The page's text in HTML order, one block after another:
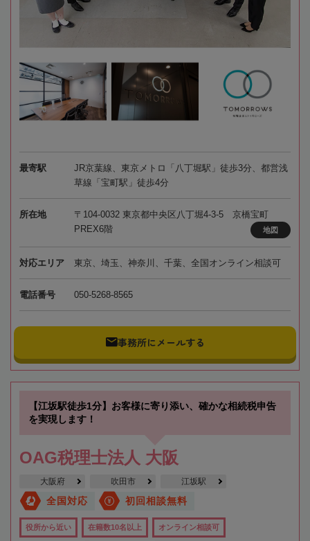
最寄駅
JR京葉線、東京メトロ「八丁堀駅」徒歩3分、都営浅
草線「宝町駅」徒歩4分
所在地
〒104-0032 東京都中央区八丁堀4-3-5 京橋宝町
PREX6階
地図
対応エリア 東京、埼玉、神奈川、千葉、全国オンライン相談可
電話番号 050-5268-8565
事務所にメールする
【江坂駅徒歩1分】お客様に寄り添い、確かな相続税申告
を実現します！
OAG税理士法人 大阪
大阪府 吹田市 江坂駅
全国対応 初回相談無料
役所から近い 在籍数10名以上 オンライン相談可